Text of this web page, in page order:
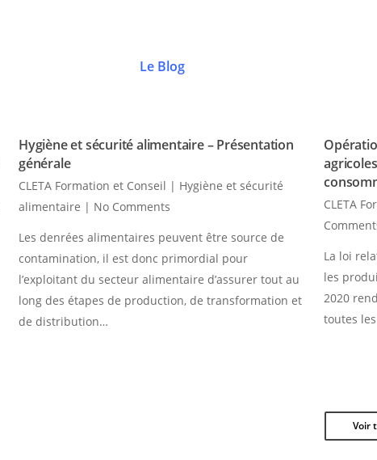
Le Blog
Hygiène et sécurité alimentaire – Présentation
générale
CLETA Formation et Conseil | Hygiène et sécurité
alimentaire | No Comments
Les denrées alimentaires peuvent être source de
contamination, il est donc primordial pour
l’exploitant du secteur alimentaire d’assurer tout au
long des étapes de production, de transformation et
de distribution…
CLETA
La loi
les
2020
toutes
Voir